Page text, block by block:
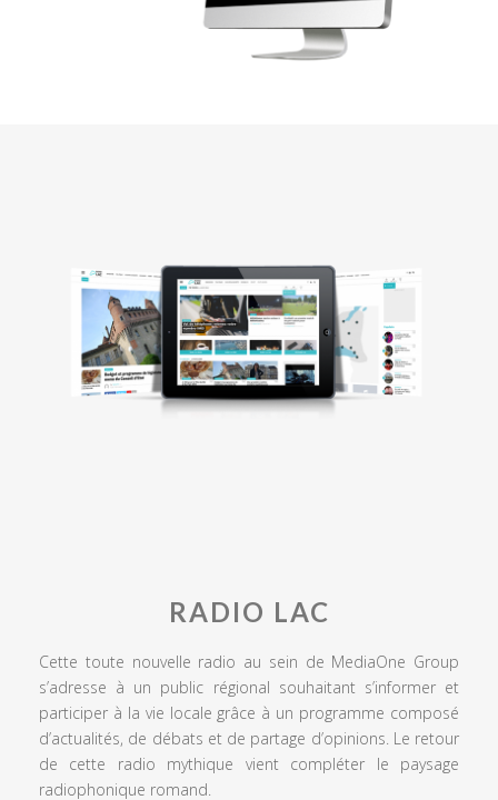
RADIO LAC
Cette toute nouvelle radio au sein de MediaOne Group
s’adresse à un public régional souhaitant s’informer et
participer à la vie locale grâce à un programme composé
d’actualités, de débats et de partage d’opinions. Le retour
de cette radio mythique vient compléter le paysage
radiophonique romand.